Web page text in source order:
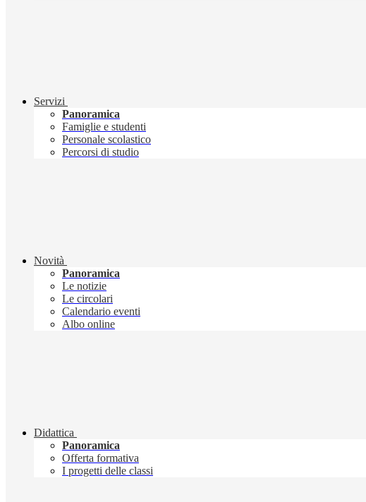
Servizi
Panoramica
Famiglie e studenti
Personale scolastico
Percorsi di studio
Novità
Panoramica
Le notizie
Le circolari
Calendario eventi
Albo online
Didattica
Panoramica
Offerta formativa
I progetti delle classi